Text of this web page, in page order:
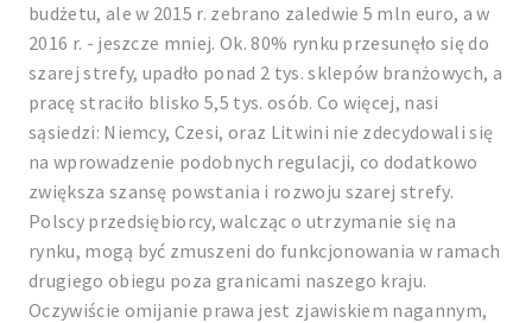
budżetu, ale w 2015 r. zebrano zaledwie 5 mln euro, a w
2016 r. - jeszcze mniej. Ok. 80% rynku przesunęło się do
szarej strefy, upadło ponad 2 tys. sklepów branżowych, a
pracę straciło blisko 5,5 tys. osób. Co więcej, nasi
sąsiedzi: Niemcy, Czesi, oraz Litwini nie zdecydowali się
na wprowadzenie podobnych regulacji, co dodatkowo
zwiększa szansę powstania i rozwoju szarej strefy.
Polscy przedsiębiorcy, walcząc o utrzymanie się na
rynku, mogą być zmuszeni do funkcjonowania w ramach
drugiego obiegu poza granicami naszego kraju.
Oczywiście omijanie prawa jest zjawiskiem nagannym,